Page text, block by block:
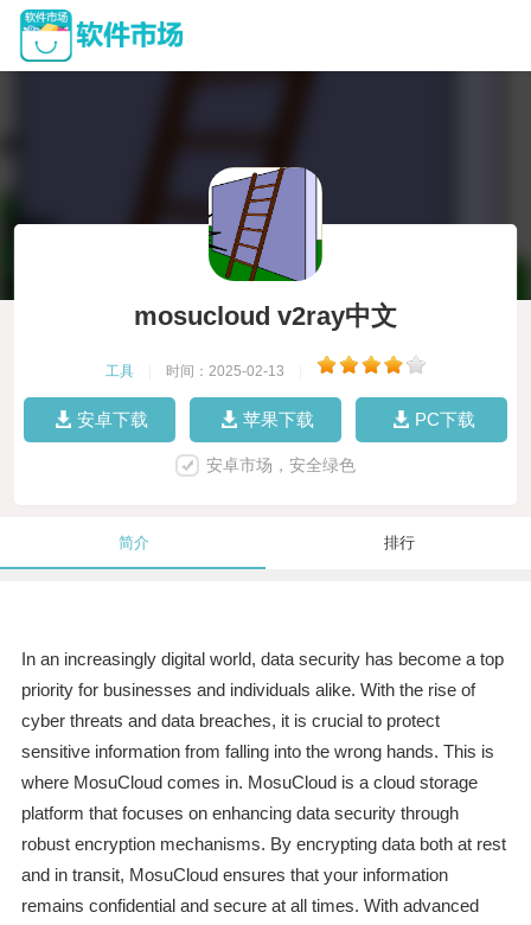
mosucloud v2ray中文
工具 时间：2025-02-13
安卓下载 苹果下载 PC下载
安卓市场，安全绿色
简介 排行
In an increasingly digital world, data security has become a top
priority for businesses and individuals alike. With the rise of
cyber threats and data breaches, it is crucial to protect
sensitive information from falling into the wrong hands. This is
where MosuCloud comes in. MosuCloud is a cloud storage
platform that focuses on enhancing data security through
robust encryption mechanisms. By encrypting data both at rest
and in transit, MosuCloud ensures that your information
remains confidential and secure at all times. With advanced